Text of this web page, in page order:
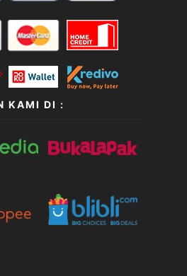
KAMI DI :